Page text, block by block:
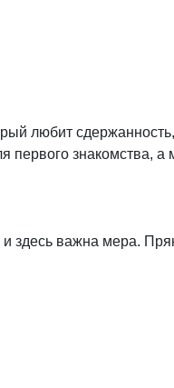
любит сдержанность,
знакомства, а
здесь важна мера.